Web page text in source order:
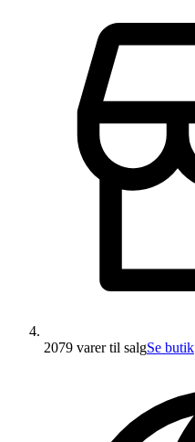
2079 varertil salgSe butik